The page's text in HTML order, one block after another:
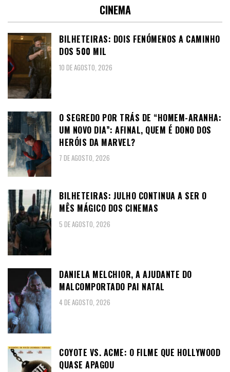
CINEMA
BILHETEIRAS: DOIS FENÓMENOS A CAMINHO
DOS 500 MIL
10 DE AGOSTO, 2026
O SEGREDO POR TRÁS DE “HOMEM-ARANHA:
UM NOVO DIA”: AFINAL, QUEM É DONO DOS
HERÓIS DA MARVEL?
7 DE AGOSTO, 2026
BILHETEIRAS: JULHO CONTINUA A SER O
MÊS MÁGICO DOS CINEMAS
5 DE AGOSTO, 2026
DANIELA MELCHIOR, A AJUDANTE DO
MALCOMPORTADO PAI NATAL
4 DE AGOSTO, 2026
COYOTE VS. ACME: O FILME QUE HOLLYWOOD
QUASE APAGOU